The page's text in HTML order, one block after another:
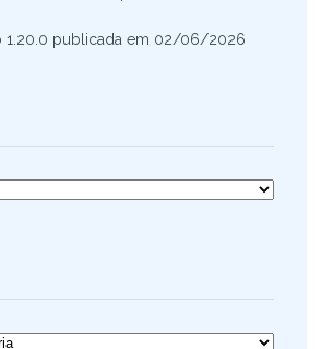
1.20.0 publicada em 02/06/2026